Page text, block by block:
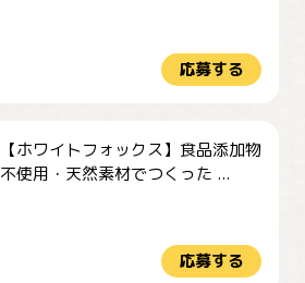
応募する
【ホワイトフォックス】食品添加物
不使用・天然素材でつくった ...
応募する